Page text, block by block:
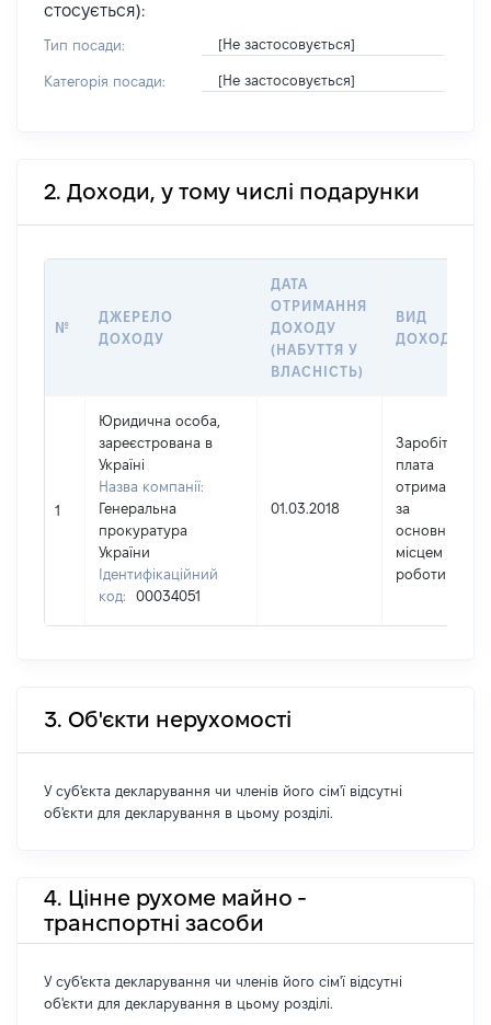
стосується):
Тип посади: [Не застосовується]
Категорія посади: [Не застосовується]
2. Доходи, у тому числі подарунки
№
ДЖЕРЕЛО
ДОХОДУ
ДАТА
ОТРИМАННЯ
ДОХОДУ
(НАБУТТЯ У
ВЛАСНІСТЬ)
ВИД
ДОХОДУ
1
Юридична особа,
зареєстрована в
Україні
Назва компанії:
Генеральна
прокуратура
України
Ідентифікаційний
код:
00034051
01.03.2018
Заробітна
плата
отримана
за
основним
місцем
роботи
3. Об'єкти нерухомості
У суб'єкта декларування чи членів його сім'ї відсутні
об'єкти для декларування в цьому розділі.
4. Цінне рухоме майно -
транспортні засоби
У суб'єкта декларування чи членів його сім'ї відсутні
об'єкти для декларування в цьому розділі.